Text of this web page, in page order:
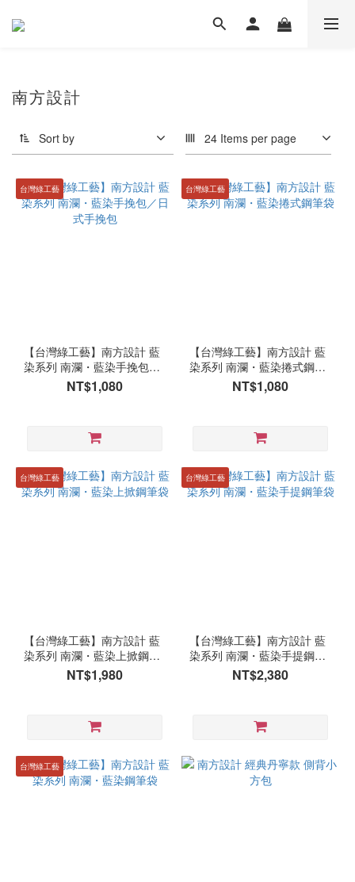
南方設計
Sort by 24 Items per page
台灣綠工藝
【台灣綠工藝】南方設計 藍
染系列 南瀾・藍染手挽包／
日式手挽包NT$1,080
台灣綠工藝
【台灣綠工藝】南方設計 藍
染系列 南瀾・藍染捲式鋼筆
NT$1,080
台灣綠工藝
【台灣綠工藝】南方設計 藍
染系列 南瀾・藍染上掀鋼筆
NT$1,980
台灣綠工藝
【台灣綠工藝】南方設計 藍
染系列 南瀾・藍染手提鋼筆
NT$2,380
台灣綠工藝